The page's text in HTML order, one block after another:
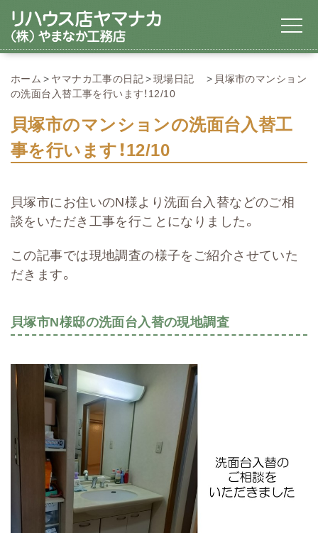
ホーム ヤマナカ工事の日記 現場日記
貝塚市のマンション
の洗面台入替工事を行います！12/10
貝塚市のマンションの洗面台入替工
事を行います！12/10
貝塚市にお住いのN様より洗面台入替などのご相
談をいただき工事を行ことになりました。
この記事では現地調査の様子をご紹介させていた
だきます。
貝塚市N様邸の洗面台入替の現地調査